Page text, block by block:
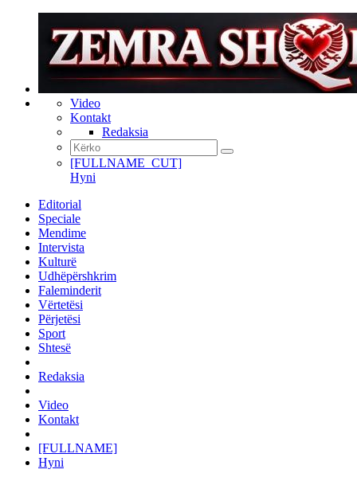
Video
Kontakt
Redaksia
[FULLNAME_CUT]
Hyni
Editorial
Speciale
Mendime
Intervista
Kulturë
Udhëpërshkrim
Faleminderit
Vërtetësi
Përjetësi
Sport
Shtesë
Redaksia
Video
Kontakt
[FULLNAME]
Hyni